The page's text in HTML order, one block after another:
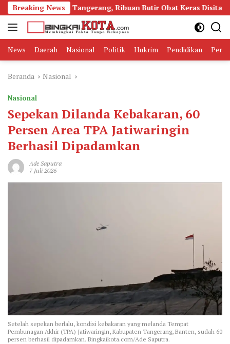
Langsung
ke
konten
Breaking News
di Tangerang, Ribuan Butir Obat Keras Disita
News Daerah Nasional Politik Hukrim Pendidikan
Beranda Nasional
Nasional
Sepekan Dilanda Kebakaran, 60
Persen Area TPA Jatiwaringin
Berhasil Dipadamkan
Ade Saputra
7 Juli 2026
Setelah sepekan berlalu, kondisi kebakaran yang melanda Tempat
Pembunagan Akhir (TPA) Jatiwaringin, Kabupaten Tangerang, Banten, sudah 60
persen berhasil dipadamkan. Bingkaikota.com/Ade Saputra.